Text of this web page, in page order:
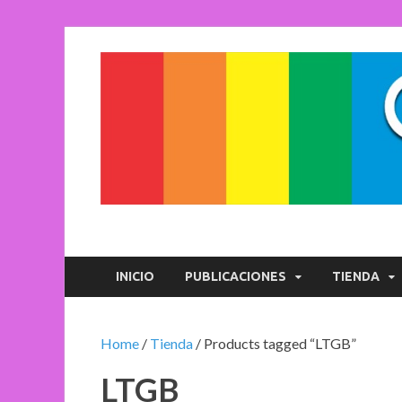
Crónicas de la
INICIO PUBLICACIONES TIENDA
Home / Tienda / Products tagged “LTGB”
LTGB